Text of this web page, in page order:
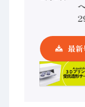
最新